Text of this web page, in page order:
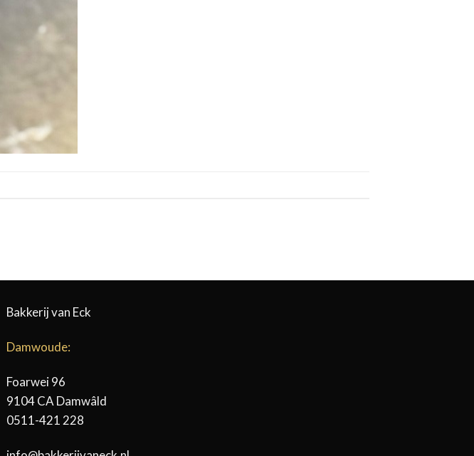
Bakkerij van Eck
Damwoude:
Foarwei 96
9104 CA Damwâld
0511-421 228